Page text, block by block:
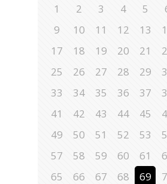
1 2 3 4 5
9
10 11 12 13
17
18 19 20 21
25
26 27 28 29
33
34 35 36 37
41
42 43 44 45
49
50 51 52 53
57
58 59 60 61
65
66 67 68 69